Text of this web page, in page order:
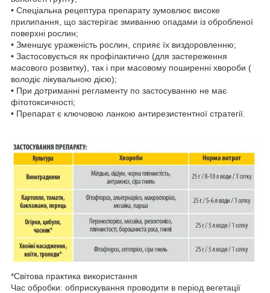
• Спеціальна рецептура препарату зумовлює високе
прилипання, що застерігає змиванню опадами із обробленої
поверхні рослин;
• Зменшує ураженість рослин, сприяє їх виздоровленню;
• Застосовується як профілактично (для застереження
масового розвитку), так і при масовому поширенні хвороби (
володіє лікувальною дією);
• При дотриманні регламенту по застосуванню не має
фітотоксичності;
• Препарат є ключовою ланкою антирезистентної стратегії.
*Світова практика використання
Час обробки: обприскування проводити в період вегетації